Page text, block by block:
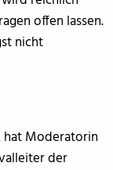
offen lassen.
nicht
hat Moderatorin
der